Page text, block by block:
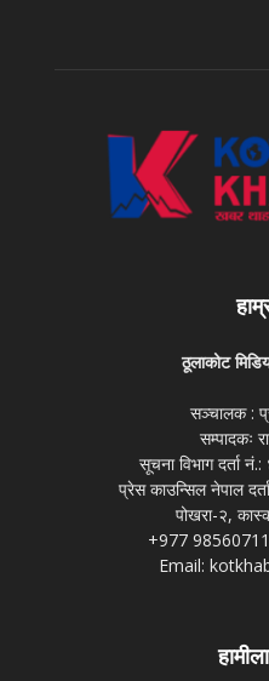
ठूलाकोट
सञ्चालक :
सम्पादकः
सूचना विभाग दर्ता
प्रेस काउन्सिल नेपाल
पोखरा-२,
+977
Email: